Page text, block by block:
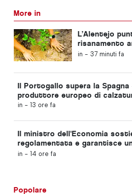
More in
L’Alentejo
risanamento
ai fondi europei
in - 37 minuti fa
Il Portogallo supera la
produttore europeo di
in - 13 ore fa
Il ministro dell'Economia
regolamentata e garantisce
accelerato per gli immigrati
in - 14 ore fa
Popolare